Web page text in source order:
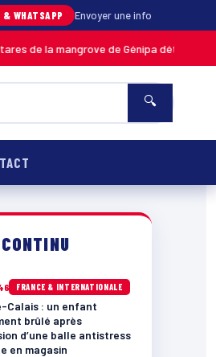
& WHATSAPP Envoyer une info
de Génipa détruits, le feu
🔍
FRANCE & INTERNATIONALE
Calais : un enfant
brûlé après
d’une balle antistress
en magasin